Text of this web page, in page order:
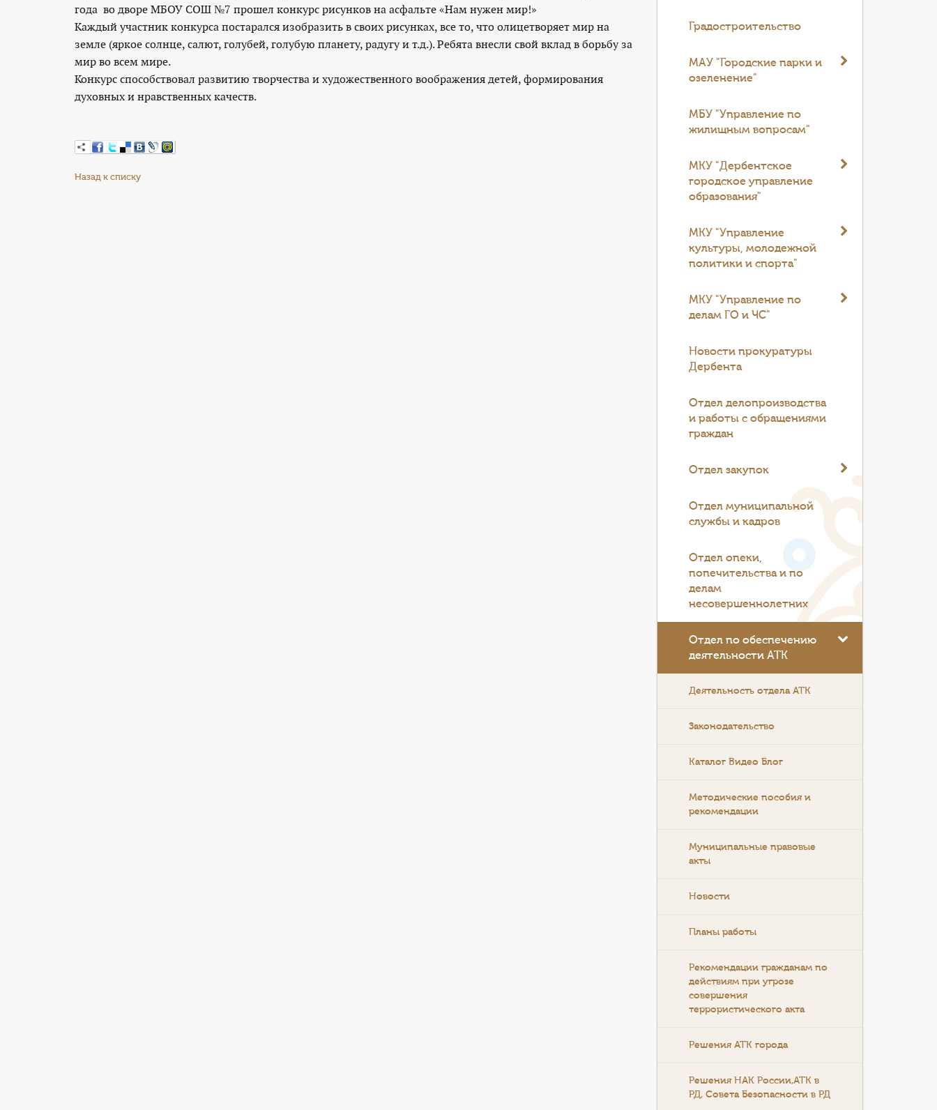
года во дворе МБОУ СОШ №7 прошел конкурс рисунков на асфальте «Нам нужен мир!»
Каждый участник конкурса постарался изобразить в своих рисунках, все то, что олицетворяет мир на
земле (яркое солнце, салют, голубей, голубую планету, радугу и т.д.). Ребята внесли свой вклад в борьбу за
мир во всем мире.
Конкурс способствовал развитию творчества и художественного воображения детей, формирования
духовных и нравственных качеств.
Назад к списку
Градостроительство
МАУ "Городские парки и
озеленение"
МБУ "Управление по
жилищным вопросам"
МКУ "Дербентское
городское управление
образования"
МКУ "Управление
культуры, молодежной
политики и спорта"
МКУ "Управление по
делам ГО и ЧС"
Новости прокуратуры
Дербента
Отдел делопроизводства
и работы с обращениями
граждан
Отдел закупок
Отдел муниципальной
службы и кадров
Отдел опеки,
попечительства и по
делам
несовершеннолетних
Отдел по обеспечению
деятельности АТК
Деятельность отдела АТК
Законодательство
Каталог Видео Блог
Методические пособия и
рекомендации
Муниципальные правовые
акты
Новости
Планы работы
Рекомендации гражданам по
действиям при угрозе
совершения
террористического акта
Решения АТК города
Решения НАК России,АТК в
РД, Совета Безопасности в РД